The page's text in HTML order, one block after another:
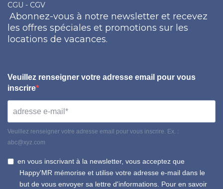
CGU - CGV
Abonnez-vous à notre newsletter et recevez
les offres spéciales et promotions sur les
locations de vacances.
Veuillez renseigner votre adresse email pour vous
inscrire
Veuillez renseigner votre adresse email pour vous inscrire. Ex. :
abc@xyz.com
en vous inscrivant à la newsletter, vous acceptez que
Happy'MR mémorise et utilise votre adresse e-mail dans le
but de vous envoyer sa lettre d'informations. Pour en savoir